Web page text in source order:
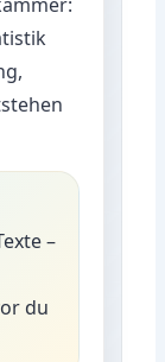
–
du